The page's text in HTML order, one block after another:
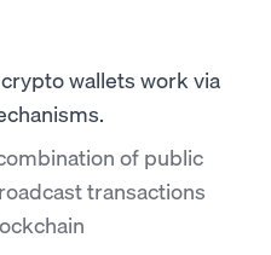
of public
transactions